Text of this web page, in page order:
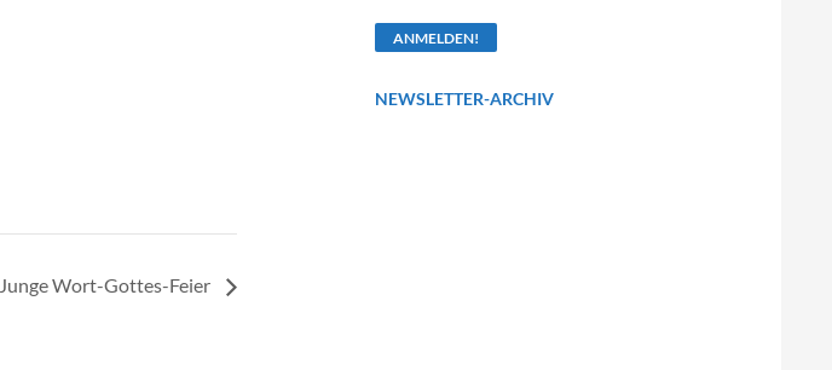
Junge Wort-Gottes-Feier
NEWSLETTER-ARCHIV